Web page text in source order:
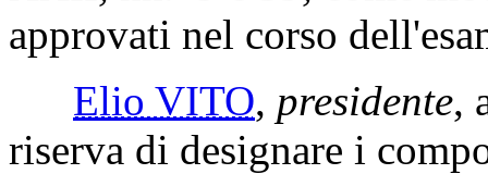
approvati nel corso
Elio VITO, presidente,
riserva di designare i